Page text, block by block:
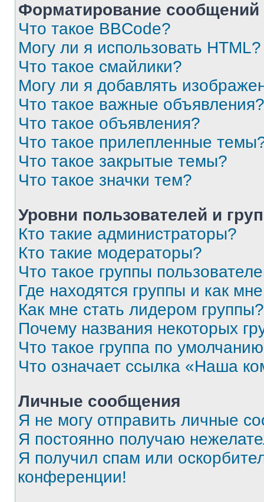
Форматирование
Что такое BBCode?
Могу ли я использовать HTML?
Что такое смайлики?
Могу ли я добавлять
Что такое важные объявления?
Что такое объявления?
Что такое прилепленные
Что такое закрытые темы?
Что такое значки тем?
Уровни пользователей и
Кто такие администраторы?
Кто такие модераторы?
Что такое группы
Где находятся группы и как
Как мне стать лидером группы?
Почему названия некоторых
Что такое группа по
Что означает ссылка «Наша
Личные сообщения
Я не могу отправить личные
Я постоянно получаю
Я получил спам или
конференции!